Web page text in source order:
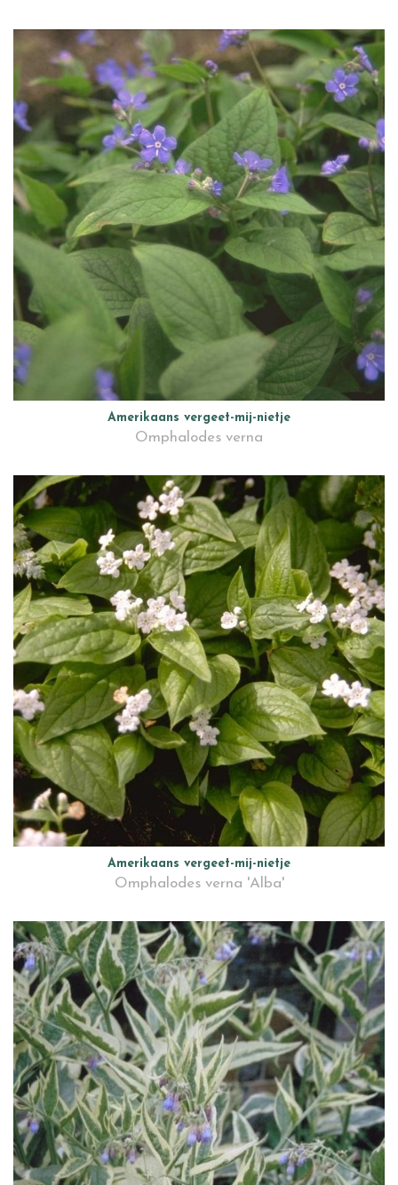
Amerikaans vergeet-mij-nietje
Omphalodes verna
Amerikaans vergeet-mij-nietje
Omphalodes verna 'Alba'